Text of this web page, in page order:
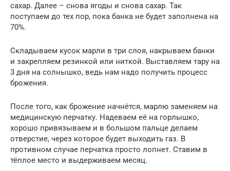
сахар. Далее – снова ягоды и снова сахар. Так
поступаем до тех пор, пока банка не будет заполнена на
70%.
Складываем кусок марли в три слоя, накрываем банки
и закрепляем резинкой или ниткой. Выставляем тару на
3 дня на солнышко, ведь нам надо получить процесс
брожения.
После того, как брожение начнётся, марлю заменяем на
медицинскую перчатку. Надеваем её на горлышко,
хорошо привязываем и в большом пальце делаем
отверстие, через которое будет выходить газ. В
противном случае перчатка просто лопнет. Ставим в
тёплое место и выдерживаем месяц.